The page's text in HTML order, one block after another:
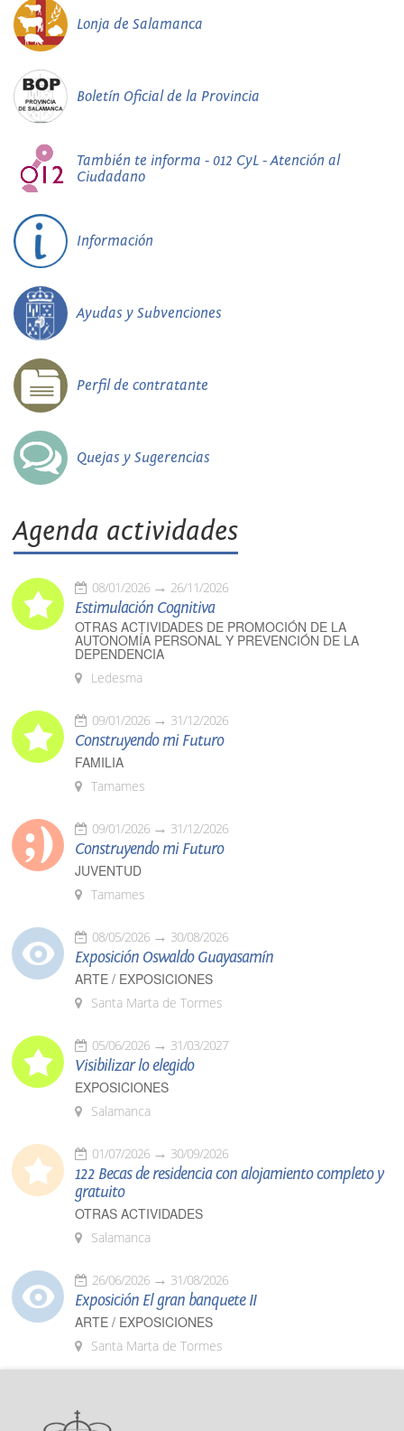
Lonja de Salamanca
Boletín Oficial de la Provincia
También te informa - 012 CyL - Atención al
Ciudadano
Información
Ayudas y Subvenciones
Perfil de contratante
Quejas y Sugerencias
Agenda actividades
08/01/2026 26/11/2026
Estimulación Cognitiva
OTRAS ACTIVIDADES DE PROMOCIÓN DE LA
AUTONOMÍA PERSONAL Y PREVENCIÓN DE LA
DEPENDENCIA
Ledesma
09/01/2026 31/12/2026
Construyendo mi Futuro
FAMILIA
Tamames
09/01/2026 31/12/2026
Construyendo mi Futuro
JUVENTUD
Tamames
08/05/2026 30/08/2026
Exposición Oswaldo Guayasamín
ARTE / EXPOSICIONES
Santa Marta de Tormes
05/06/2026 31/03/2027
Visibilizar lo elegido
EXPOSICIONES
Salamanca
01/07/2026 30/09/2026
122 Becas de residencia con alojamiento completo y
gratuito
OTRAS ACTIVIDADES
Salamanca
26/06/2026 31/08/2026
Exposición El gran banquete II
ARTE / EXPOSICIONES
Santa Marta de Tormes